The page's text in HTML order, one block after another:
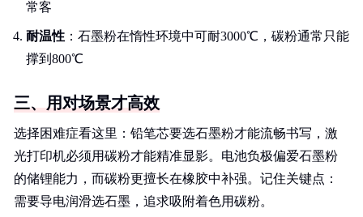
常客
耐温性 ：石墨粉在惰性环境中可耐3000℃，碳粉通常只能
撑到800℃
三、用对场景才高效
选择困难症看这里：铅笔芯要选石墨粉才能流畅书写，激
光打印机必须用碳粉才能精准显影。电池负极偏爱石墨粉
的储锂能力，而碳粉更擅长在橡胶中补强。记住关键点：
需要导电润滑选石墨，追求吸附着色用碳粉。